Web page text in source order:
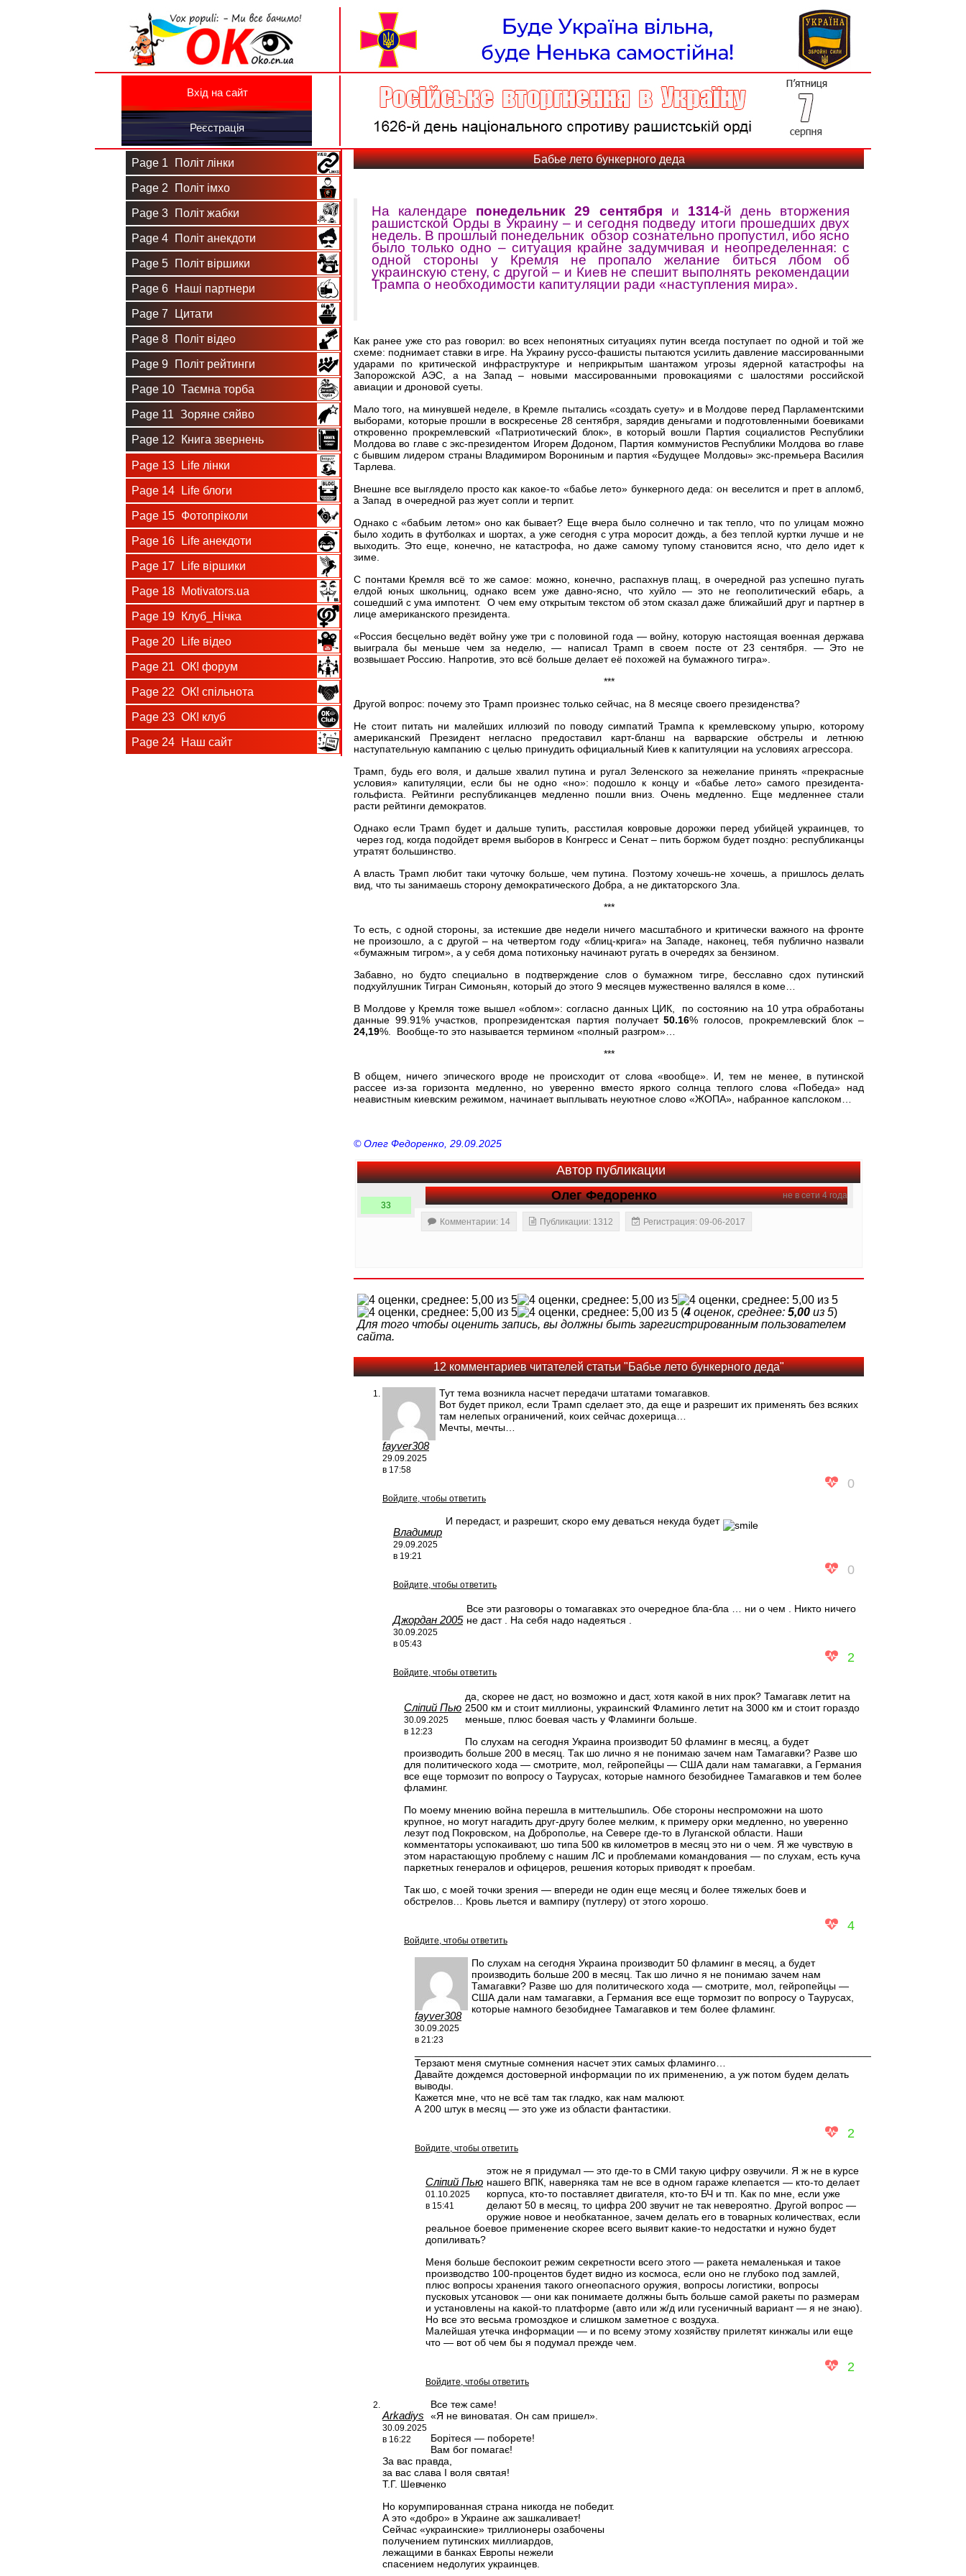
Вхід на сайт
Реєстрація
Page 1 Політ лінки
Page 2 Політ імхо
Page 3 Політ жабки
Page 4 Політ анекдоти
Page 5 Політ віршики
Page 6 Наші партнери
Page 7 Цитати
Page 8 Політ відео
Page 9 Політ рейтинги
Page 10 Таємна торба
Page 11 Зоряне сяйво
Page 12 Книга звернень
Page 13 Life лінки
Page 14 Life блоги
Page 15 Фотопріколи
Page 16 Life анекдоти
Page 17 Life віршики
Page 18 Motivators.ua
Page 19 Клуб_Нічка
Page 20 Life відео
Page 21 ОК! форум
Page 22 ОК! спільнота
Page 23 ОК! клуб
Page 24 Наш сайт
Бабье лето бункерного деда
На календаре понедельник 29 сентября и 1314-й день вторжения
рашистской Орды в Украину – и сегодня подведу итоги прошедших двух
недель. В прошлый понедельник обзор сознательно пропустил, ибо ясно
было только одно – ситуация крайне задумчивая и неопределенная: с
одной стороны у Кремля не пропало желание биться лбом об
украинскую стену, с другой – и Киев не спешит выполнять рекомендации
Трампа о необходимости капитуляции ради «наступления мира».
Как ранее уже сто раз говорил: во всех непонятных ситуациях путин всегда поступает по одной и той же
схеме: поднимает ставки в игре. На Украину руссо-фашисты пытаются усилить давление массированными
ударами по критической инфраструктуре и неприкрытым шантажом угрозы ядерной катастрофы на
Запорожской АЭС, а на Запад – новыми массированными провокациями с шалостями российской
авиации и дроновой суеты.
Мало того, на минувшей неделе, в Кремле пытались «создать суету» и в Молдове перед Парламентскими
выборами, которые прошли в воскресенье 28 сентября, зарядив деньгами и подготовленными боевиками
откровенно прокремлевский «Патриотический блок», в который вошли Партия социалистов Республики
Молдова во главе с экс-президентом Игорем Додоном, Партия коммунистов Республики Молдова во главе
с бывшим лидером страны Владимиром Ворониным и партия «Будущее Молдовы» экс-премьера Василия
Тарлева.
Внешне все выглядело просто как какое-то «бабье лето» бункерного деда: он веселится и прет в апломб,
а Запад в очередной раз жует сопли и терпит.
Однако с «бабьим летом» оно как бывает? Еще вчера было солнечно и так тепло, что по улицам можно
было ходить в футболках и шортах, а уже сегодня с утра моросит дождь, а без теплой куртки лучше и не
выходить. Это еще, конечно, не катастрофа, но даже самому тупому становится ясно, что дело идет к
зиме.
С понтами Кремля всё то же самое: можно, конечно, распахнув плащ, в очередной раз успешно пугать
елдой юных школьниц, однако всем уже давно-ясно, что хуйло — это не геополитический ебарь, а
сошедший с ума импотент. О чем ему открытым текстом об этом сказал даже ближайший друг и партнер в
лице американского президента.
«Россия бесцельно ведёт войну уже три с половиной года — войну, которую настоящая военная держава
выиграла бы меньше чем за неделю, — написал Трамп в своем посте от 23 сентября. — Это не
возвышает Россию. Напротив, это всё больше делает её похожей на бумажного тигра».
***
Другой вопрос: почему это Трамп произнес только сейчас, на 8 месяце своего президенства?
Не стоит питать ни малейших иллюзий по поводу симпатий Трампа к кремлевскому упырю, которому
американский Президент негласно предоставил карт-бланш на варварские обстрелы и летнюю
наступательную кампанию с целью принудить официальный Киев к капитуляции на условиях агрессора.
Трамп, будь его воля, и дальше хвалил путина и ругал Зеленского за нежелание принять «прекрасные
условия» капитуляции, если бы не одно «но»: подошло к концу и «бабье лето» самого президента-
гольфиста. Рейтинги республиканцев медленно пошли вниз. Очень медленно. Еще медленнее стали
расти рейтинги демократов.
Однако если Трамп будет и дальше тупить, расстилая ковровые дорожки перед убийцей украинцев, то
через год, когда подойдет время выборов в Конгресс и Сенат – пить боржом будет поздно: республиканцы
утратят большинство.
А власть Трамп любит таки чуточку больше, чем путина. Поэтому хочешь-не хочешь, а пришлось делать
вид, что ты занимаешь сторону демократического Добра, а не диктаторского Зла.
***
То есть, с одной стороны, за истекшие две недели ничего масштабного и критически важного на фронте
не произошло, а с другой – на четвертом году «блиц-крига» на Западе, наконец, тебя публично назвали
«бумажным тигром», а у себя дома потихоньку начинают ругать в очередях за бензином.
Забавно, но будто специально в подтверждение слов о бумажном тигре, бесславно сдох путинский
подхуйлушник Тигран Симоньян, который до этого 9 месяцев мужественно валялся в коме…
В Молдове у Кремля тоже вышел «облом»: согласно данных ЦИК, по состоянию на 10 утра обработаны
данные 99.91% участков, пропрезидентская партия получает50.16% голосов, прокремлевский блок –
24,19%. Вообще-то это называется термином «полный разгром»…
***
В общем, ничего эпического вроде не происходит от слова «вообще». И, тем не менее, в путинской
рассее из-за горизонта медленно, но уверенно вместо яркого солнца теплого слова «Победа» над
неавистным киевским режимом, начинает выплывать неуютное слово «ЖОПА», набранное капслоком…
© Олег Федоренко, 29.09.2025
Автор публикации
не в сети 4 года
Олег Федоренко
33
Комментарии: 14
Публикации: 1312 Регистрация: 09-06-2017
(4 оценок, среднее: 5,00 из 5)
Для того чтобы оценить запись, вы должны быть зарегистрированным пользователем
сайта.
12 комментариев читателей статьи "Бабье лето бункерного деда"
fayver308
29.09.2025
в 17:58
Тут тема возникла насчет передачи штатами томагавков.
Вот будет прикол, если Трамп сделает это, да еще и разрешит их применять без всяких
там нелепых ограничений, коих сейчас дохерища…
Мечты, мечты…
0
Войдите, чтобы ответить
Владимир
29.09.2025
в 19:21
И передаст, и разрешит, скоро ему деваться некуда будет
0
Войдите, чтобы ответить
Джордан 2005
30.09.2025
в 05:43
Все эти разговоры о томагавках это очередное бла-бла … ни о чем . Никто ничего
не даст . На себя надо надеяться .
2
Войдите, чтобы ответить
Сліпий Пью
30.09.2025
в 12:23
да, скорее не даст, но возможно и даст, хотя какой в них прок? Тамагавк летит на
2500 км и стоит миллионы, украинский Фламинго летит на 3000 км и стоит гораздо
меньше, плюс боевая часть у Фламинги больше.
По слухам на сегодня Украина производит 50 фламинг в месяц, а будет
производить больше 200 в месяц. Так шо лично я не понимаю зачем нам Тамагавки? Разве шо
для политического хода — смотрите, мол, гейропейцы — США дали нам тамагавки, а Германия
все еще тормозит по вопросу о Таурусах, которые намного безобиднее Тамагавков и тем более
фламинг.
По моему мнению война перешла в миттельшпиль. Обе стороны неспроможни на шото
крупное, но могут нагадить друг-другу более мелким, к примеру орки медленно, но уверенно
лезут под Покровском, на Доброполье, на Севере где-то в Луганской области. Наши
комментаторы успокаивают, шо типа 500 кв километров в месяц это ни о чем. Я же чувствую в
этом нарастающую проблему с нашим ЛС и проблемами командования — по слухам, есть куча
паркетных генералов и офицеров, решения которых приводят к проебам.
Так шо, с моей точки зрения — впереди не один еще месяц и более тяжелых боев и
обстрелов… Кровь льется и вампиру (путлеру) от этого хорошо.
4
Войдите, чтобы ответить
fayver308
30.09.2025
в 21:23
По слухам на сегодня Украина производит 50 фламинг в месяц, а будет
производить больше 200 в месяц. Так шо лично я не понимаю зачем нам
Тамагавки? Разве шо для политического хода — смотрите, мол, гейропейцы —
США дали нам тамагавки, а Германия все еще тормозит по вопросу о Таурусах,
которые намного безобиднее Тамагавков и тем более фламинг.
Терзают меня смутные сомнения насчет этих самых фламинго…
Давайте дождемся достоверной информации по их применению, а уж потом будем делать
выводы.
Кажется мне, что не всё там так гладко, как нам малюют.
А 200 штук в месяц — это уже из области фантастики.
2
Войдите, чтобы ответить
Сліпий Пью
01.10.2025
в 15:41
этож не я придумал — это где-то в СМИ такую цифру озвучили. Я ж не в курсе
нашего ВПК, наверняка там не все в одном гараже клепается — кто-то делает
корпуса, кто-то поставляет двигателя, кто-то БЧ и тп. Как по мне, если уже
делают 50 в месяц, то цифра 200 звучит не так невероятно. Другой вопрос —
оружие новое и необкатанное, зачем делать его в товарных количествах, если
реальное боевое применение скорее всего выявит какие-то недостатки и нужно будет
допиливать?
Меня больше беспокоит режим секретности всего этого — ракета немаленькая и такое
производство 100-процентов будет видно из космоса, если оно не глубоко под замлей,
плюс вопросы хранения такого огнеопасного оружия, вопросы логистики, вопросы
пусковых утсановок — они как понимаете должны быть больше самой ракеты по размерам
и установлены на какой-то платформе (авто или ж/д или гусеничный вариант — я не знаю).
Но все это весьма громоздкое и слишком заметное с воздуха.
Малейшая утечка информации — и по всему этому хозяйству прилетят кинжалы или еще
что — вот об чем бы я подумал прежде чем.
2
Войдите, чтобы ответить
Arkadiys
30.09.2025
в 16:22
Все теж саме!
«Я не виноватая. Он сам пришел».
Борітеся — поборете!
Вам бог помагає!
За вас правда,
за вас слава І воля святая!
Т.Г. Шевченко
Но корумпированная страна никогда не победит.
А это «добро» в Украине аж зашкаливает!
Сейчас «украинские» триллионеры озабочены
получением путинских миллиардов,
лежащими в банках Европы нежели
спасением недолугих украинцев.